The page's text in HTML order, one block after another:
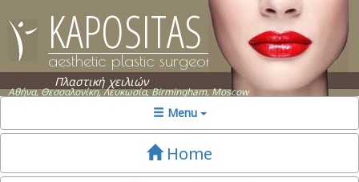
KAPOSITAS
aesthetic plastic surgeon
Πλαστική χειλιών
Αθήνα, Θεσσαλονίκη, Λευκωσία, Birmingham, Moscow
Menu
Home